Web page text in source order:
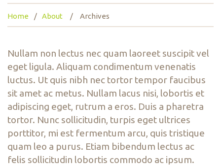
Home About Archives
Nullam non lectus nec quam laoreet suscipit vel
eget ligula. Aliquam condimentum venenatis
luctus. Ut quis nibh nec tortor tempor faucibus
sit amet ac metus. Nullam lacus nisi, lobortis et
adipiscing eget, rutrum a eros. Duis a pharetra
tortor. Nunc sollicitudin, turpis eget ultrices
porttitor, mi est fermentum arcu, quis tristique
quam leo a purus. Etiam bibendum lectus ac
felis sollicitudin lobortis commodo ac ipsum.